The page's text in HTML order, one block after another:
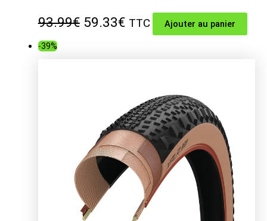
93.99€ Le
93.99€.
59.33€Le
59.33€.
TTC Ajouter au panier
-39%